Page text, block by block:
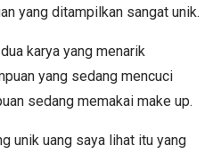
yang ditampilkan sangat unik.
karya yang menarik
yang sedang mencuci
sedang memakai make up.
unik uang saya lihat itu yang